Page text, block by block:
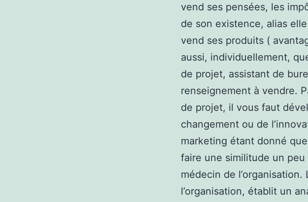
vend ses pensées, les
de son existence, alias elle
vend ses produits (
aussi, individuellement,
de projet, assistant de
renseignement à vendre.
de projet, il vous faut
changement ou de
marketing étant donné
faire une similitude un peu
médecin de
l’organisation, établit un